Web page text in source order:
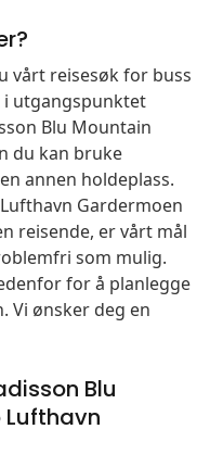
vårt reisesøk for buss
i utgangspunktet
Blu Mountain
du kan bruke
annen holdeplass.
Gardermoen
reisende, er vårt mål
som mulig.
for å planlegge
Vi ønsker deg en
Blu
Lufthavn